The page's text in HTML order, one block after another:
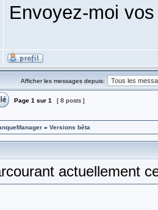
Envoyez-moi
Afficher les messages depuis:
Page 1 sur 1 [ 8 posts ]
» Versions bêta
actuellement